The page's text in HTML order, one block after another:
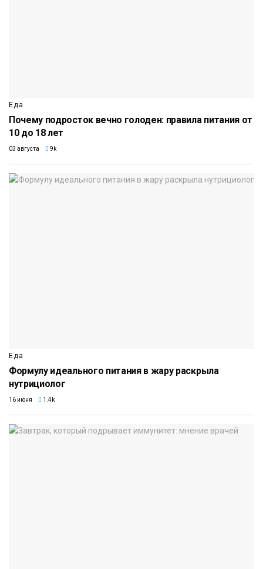
Еда
Почему подросток вечно голоден: правила питания от
10 до 18 лет
03 августа 9k
Еда
Формулу идеального питания в жару раскрыла
нутрициолог
16 июня 1.4k